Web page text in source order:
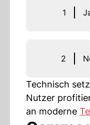
1
2
Technisch
Nutzer
an moderne